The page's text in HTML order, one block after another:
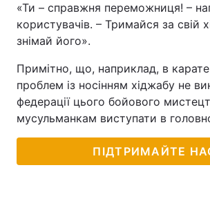
«Ти – справжня переможниця! –
користувачів. – Тримайся за свій
знімай його».
Примітно, що, наприклад, в карате
проблем із носінням хіджабу не
федерації цього бойового
мусульманкам виступати в
ПІДТРИМАЙТЕ